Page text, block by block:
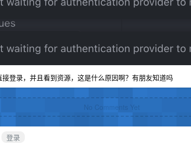
登录，并且看到资源，这是什么原因啊？有朋友知道吗
No Comments Yet
登录